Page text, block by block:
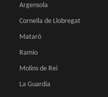
Argensola
Cornella de Llobregat
Mataró
Ramio
Molins de Rei
La Guardia